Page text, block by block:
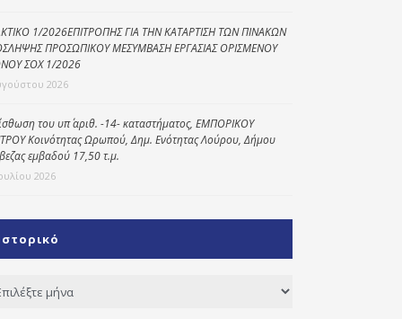
1/2026ΕΠΙΤΡΟΠΗΣ ΓΙΑ ΤΗΝ ΚΑΤΑΡΤΙΣΗ ΤΩΝ ΠΙΝΑΚΩΝ
ΠΡΟΣΩΠΙΚΟΥ ΜΕΣΥΜΒΑΣΗ ΕΡΓΑΣΙΑΣ ΟΡΙΣΜΕΝΟΥ
ΣΟΧ 1/2026
2026
του υπ΄ αριθ. -14- καταστήματος, ΕΜΠΟΡΙΚΟΥ
Κοινότητας Ωρωπού, Δημ. Ενότητας Λούρου, Δήμου
εμβαδού 17,50 τ.μ.
2026